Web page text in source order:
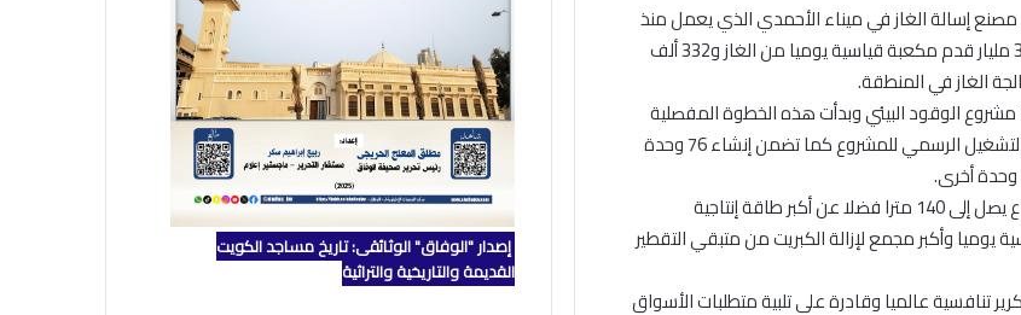
مصنع إسالة الغاز في ميناء الأحمدي الذي يعمل منذ
عام 1979 ويضم المصنع خمسة خطوط إنتاج بطاقة تصل إلى 125ر3 مليار قدم مكعبة قياسية يوميا من الغاز و332 ألف
الغاز في المنطقة.
الوقود البيئي وبدأت هذه الخطوة المفصلية
عصرا جديدا للصناعة النفطية الكويتية حيث تم في 22 مارس 2022 التشغيل الرسمي للمشروع كما تضمن إنشاء 76 وحدة
ويضم المشروع أكبر ضواغط للهيدروجين في العالم وشعلات بارتفاع يصل إلى 140 مترا فضلا عن أكبر طاقة إنتاجية
مليون قدم مكعبة قياسية يوميا وأكبر مجمع لإزالة الكبريت من متبقي التقطير
تنافسية عالميا وقادرة على تلبية متطلبات الأسواق
إصدار "الوفاق" الوثائقي: تاريخ مساجد الكويت
القديمة والتاريخية والتراثية